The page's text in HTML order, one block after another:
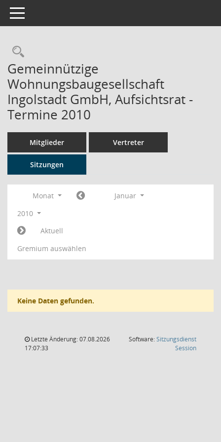
Toggle navigation
Rechercheauswahl
Gemeinnützige
Wohnungsbaugesellschaft
Ingolstadt GmbH, Aufsichtsrat -
Termine 2010
Mitglieder Vertreter
Sitzungen
Monat
Januar
2010
Aktuell
Gremium auswählen
Keine Daten gefunden.
Letzte Änderung: 07.08.2026
17:07:33
Software:Sitzungsdienst
Session(Wird in